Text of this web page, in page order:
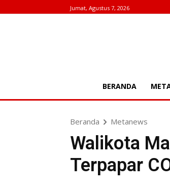
Jumat, Agustus 7, 2026
BERANDA
Beranda Metanews
Walikota
Terpapar